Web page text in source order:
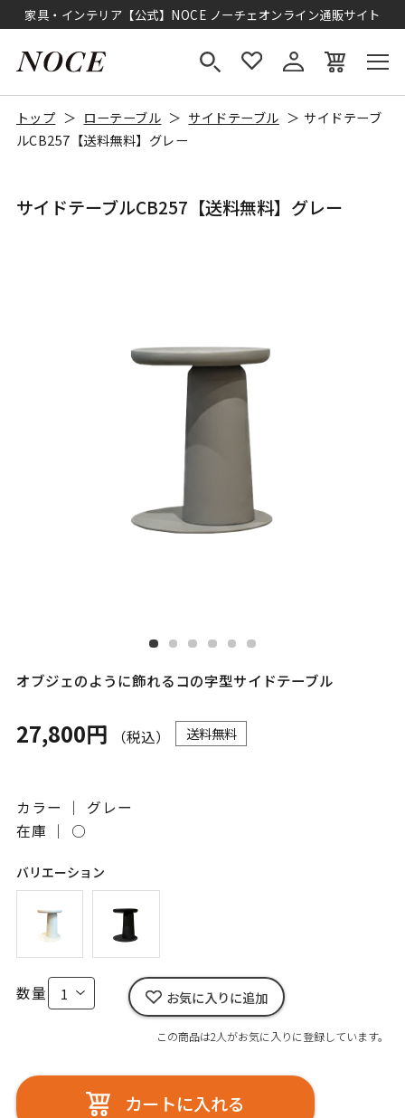
家具・インテリア【公式】NOCE ノーチェオンライン通販サイト
トップ ローテーブル サイドテーブル
サイドテーブ
ルCB257【送料無料】グレー
サイドテーブルCB257【送料無料】グレー
オブジェのように飾れるコの字型サイドテーブル
27,800円 （税込） 送料無料
カラー ｜ グレー
在庫 ｜ ○
バリエーション
数量 お気に入りに追加
この商品は2人がお気に入りに登録しています。
カートに入れる